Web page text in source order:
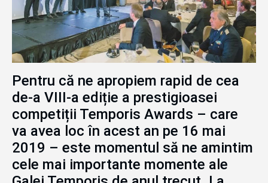
Pentru că ne apropiem rapid de cea
de-a VIII-a ediție a prestigioasei
competiții Temporis Awards – care
va avea loc în acest an pe 16 mai
2019 – este momentul să ne amintim
cele mai importante momente ale